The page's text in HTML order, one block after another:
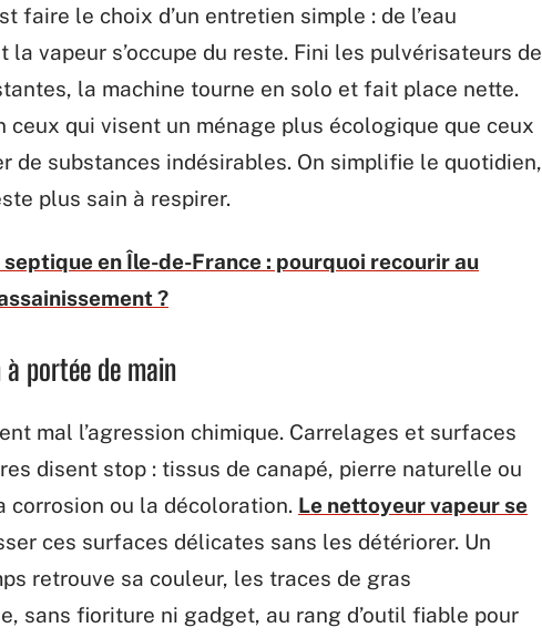
faire le choix d’un entretien simple : de l’eau
vapeur s’occupe du reste. Fini les pulvérisateurs de
la machine tourne en solo et fait place nette.
ceux qui visent un ménage plus écologique que ceux
de substances indésirables. On simplifie le quotidien,
plus sain à respirer.
en Île-de-France : pourquoi recourir au
?
portée de main
mal l’agression chimique. Carrelages et surfaces
disent stop : tissus de canapé, pierre naturelle ou
corrosion ou la décoloration. Le nettoyeur vapeur se
ces surfaces délicates sans les détériorer. Un
retrouve sa couleur, les traces de gras
sans fioriture ni gadget, au rang d’outil fiable pour